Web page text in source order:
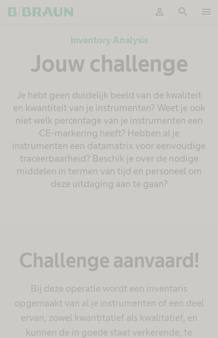
person search menu
Inventory Analysis
Jouw challenge
Je hebt geen duidelijk beeld van de kwaliteit
en kwantiteit van je instrumenten? Weet je ook
niet welk percentage van je instrumenten een
CE-markering heeft? Hebben al je
instrumenten een datamatrix voor eenvoudige
traceerbaarheid? Beschik je over de nodige
middelen in termen van tijd en personeel om
deze uitdaging aan te gaan?
Challenge aanvaard!
Bij deze operatie wordt een inventaris
opgemaakt van al je instrumenten of een deel
ervan, zowel kwantitatief als kwalitatief, en
kunnen de in goede staat verkerende, te